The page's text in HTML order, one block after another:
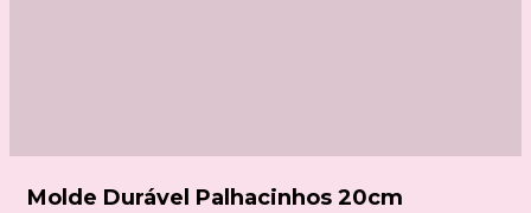
Molde Durável Palhacinhos 20cm